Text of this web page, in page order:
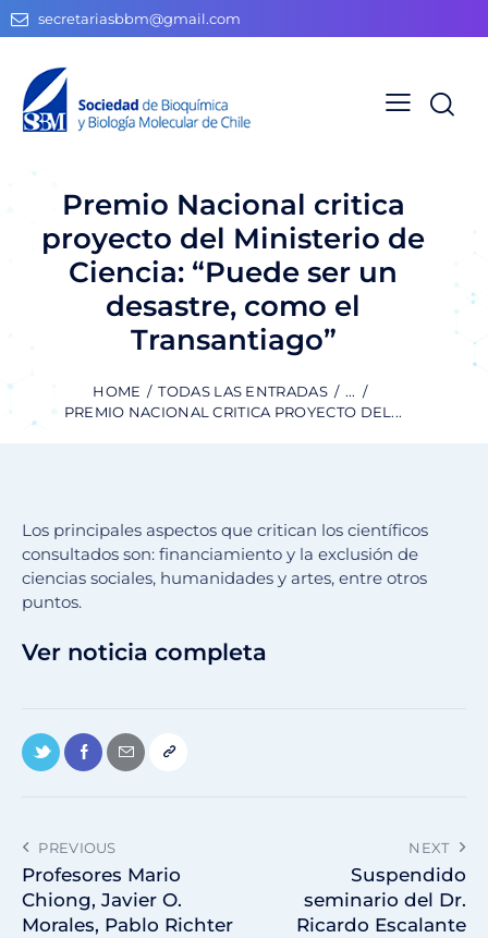
secretariasbbm@gmail.com
Premio Nacional critica
proyecto del Ministerio de
Ciencia: “Puede ser un
desastre, como el
Transantiago”
HOME TODAS LAS ENTRADAS
...
PREMIO NACIONAL CRITICA PROYECTO DEL...
Los principales aspectos que critican los científicos
consultados son: financiamiento y la exclusión de
ciencias sociales, humanidades y artes, entre otros
puntos.
Ver noticia completa
PREVIOUS
Profesores Mario
Chiong, Javier O.
Morales, Pablo Richter
NEXT
Suspendido
seminario del Dr.
Ricardo Escalante